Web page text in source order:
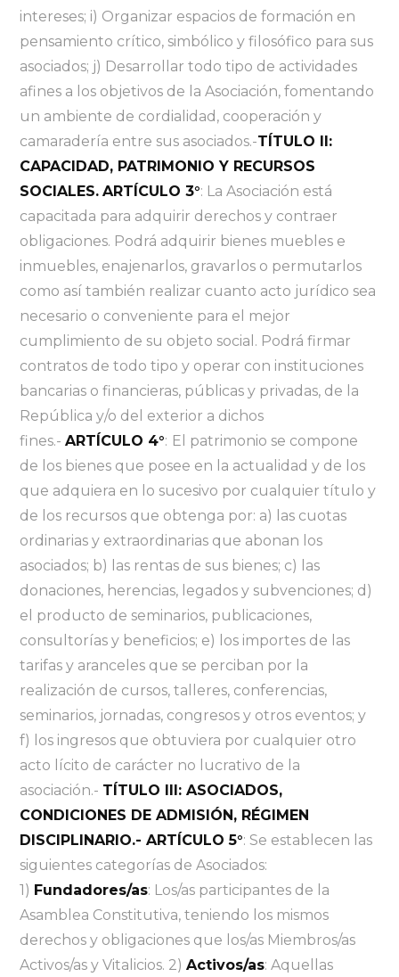
intereses; i) Organizar espacios de formación en
pensamiento crítico, simbólico y filosófico para sus
asociados; j) Desarrollar todo tipo de actividades
afines a los objetivos de la Asociación, fomentando
un ambiente de cordialidad, cooperación y
camaradería entre sus asociados.-TÍTULO II:
CAPACIDAD, PATRIMONIO Y RECURSOS
SOCIALES. ARTÍCULO 3°: La Asociación está
capacitada para adquirir derechos y contraer
obligaciones. Podrá adquirir bienes muebles e
inmuebles, enajenarlos, gravarlos o permutarlos
como así también realizar cuanto acto jurídico sea
necesario o conveniente para el mejor
cumplimiento de su objeto social. Podrá firmar
contratos de todo tipo y operar con instituciones
bancarias o financieras, públicas y privadas, de la
República y/o del exterior a dichos
fines.-ARTÍCULO 4°: El patrimonio se compone
de los bienes que posee en la actualidad y de los
que adquiera en lo sucesivo por cualquier título y
de los recursos que obtenga por: a) las cuotas
ordinarias y extraordinarias que abonan los
asociados; b) las rentas de sus bienes; c) las
donaciones, herencias, legados y subvenciones; d)
el producto de seminarios, publicaciones,
consultorías y beneficios; e) los importes de las
tarifas y aranceles que se perciban por la
realización de cursos, talleres, conferencias,
seminarios, jornadas, congresos y otros eventos; y
f) los ingresos que obtuviera por cualquier otro
acto lícito de carácter no lucrativo de la
asociación.- TÍTULO III: ASOCIADOS,
CONDICIONES DE ADMISIÓN, RÉGIMEN
DISCIPLINARIO.- ARTÍCULO 5°: Se establecen las
siguientes categorías de Asociados:
1) Fundadores/as: Los/as participantes de la
Asamblea Constitutiva, teniendo los mismos
derechos y obligaciones que los/as Miembros/as
Activos/as y Vitalicios. 2)Activos/as: Aquellas